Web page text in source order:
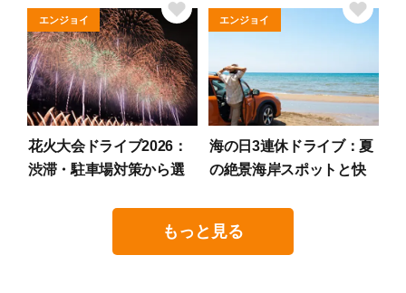
花火大会ドライブ2026：
渋滞・駐車場対策から選
エンジョイ
海の日3連休ドライブ：夏
の絶景海岸スポットと快
エンジョイ
もっと見る